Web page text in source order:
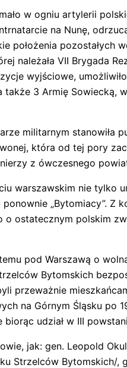
w ogniu artylerii
na Nunę,
położenia
należała VII Brygada
wyjściowe,
także 3 Armię
militarnym
która od tej pory
z ówczesnego
warszawskim nie tylko
„Bytomiacy”.
ostatecznym polskim
pod Warszawą o
Bytomskich
przeważnie
na Górnym Śląsku po
udział w III
jak: gen. Leopold
Strzelców Bytomskich/